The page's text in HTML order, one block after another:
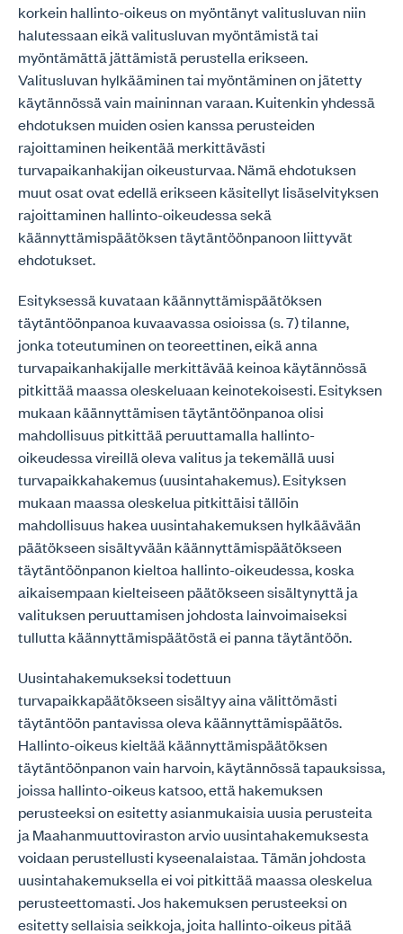
korkein hallinto-oikeus on myöntänyt valitusluvan niin
halutessaan eikä valitusluvan myöntämistä tai
myöntämättä jättämistä perustella erikseen.
Valitusluvan hylkääminen tai myöntäminen on jätetty
käytännössä vain maininnan varaan. Kuitenkin yhdessä
ehdotuksen muiden osien kanssa perusteiden
rajoittaminen heikentää merkittävästi
turvapaikanhakijan oikeusturvaa. Nämä ehdotuksen
muut osat ovat edellä erikseen käsitellyt lisäselvityksen
rajoittaminen hallinto-oikeudessa sekä
käännyttämispäätöksen täytäntöönpanoon liittyvät
ehdotukset.
Esityksessä kuvataan käännyttämispäätöksen
täytäntöönpanoa kuvaavassa osioissa (s. 7) tilanne,
jonka toteutuminen on teoreettinen, eikä anna
turvapaikanhakijalle merkittävää keinoa käytännössä
pitkittää maassa oleskeluaan keinotekoisesti. Esityksen
mukaan käännyttämisen täytäntöönpanoa olisi
mahdollisuus pitkittää peruuttamalla hallinto-
oikeudessa vireillä oleva valitus ja tekemällä uusi
turvapaikkahakemus (uusintahakemus). Esityksen
mukaan maassa oleskelua pitkittäisi tällöin
mahdollisuus hakea uusintahakemuksen hylkäävään
päätökseen sisältyvään käännyttämispäätökseen
täytäntöönpanon kieltoa hallinto-oikeudessa, koska
aikaisempaan kielteiseen päätökseen sisältynyttä ja
valituksen peruuttamisen johdosta lainvoimaiseksi
tullutta käännyttämispäätöstä ei panna täytäntöön.
Uusintahakemukseksi todettuun
turvapaikkapäätökseen sisältyy aina välittömästi
täytäntöön pantavissa oleva käännyttämispäätös.
Hallinto-oikeus kieltää käännyttämispäätöksen
täytäntöönpanon vain harvoin, käytännössä tapauksissa,
joissa hallinto-oikeus katsoo, että hakemuksen
perusteeksi on esitetty asianmukaisia uusia perusteita
ja Maahanmuuttoviraston arvio uusintahakemuksesta
voidaan perustellusti kyseenalaistaa. Tämän johdosta
uusintahakemuksella ei voi pitkittää maassa oleskelua
perusteettomasti. Jos hakemuksen perusteeksi on
esitetty sellaisia seikkoja, joita hallinto-oikeus pitää